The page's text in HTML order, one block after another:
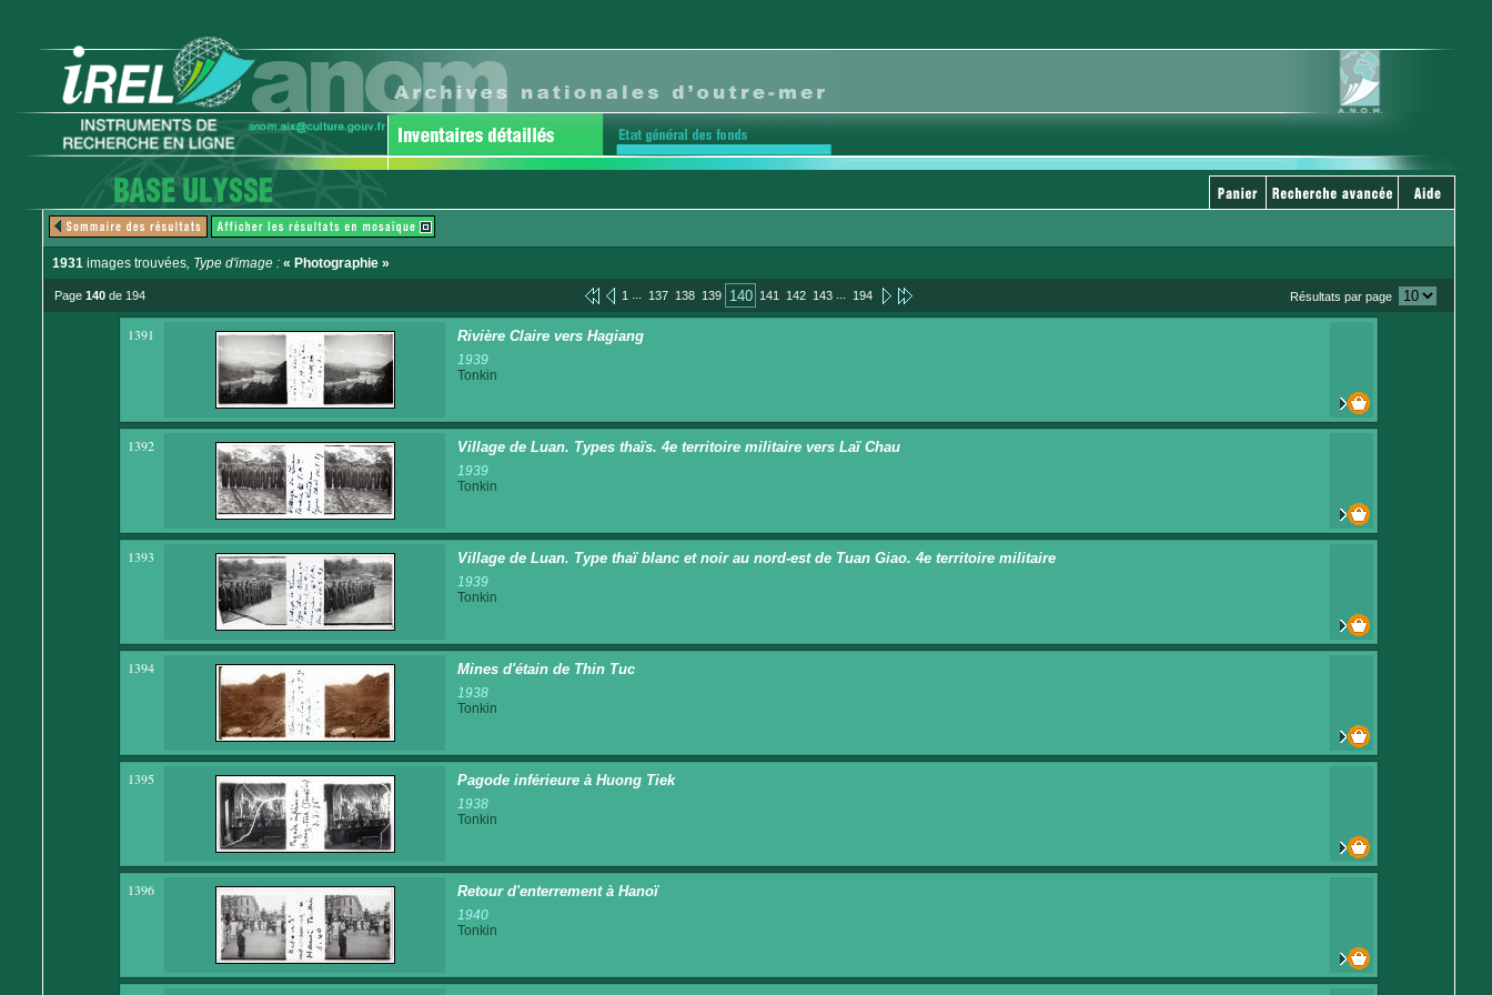
1931 images trouvées, Type d'image : « Photographie »
Page 140 de 194 1 ... 137 138 139 140 141 142 143 ... 194 Résultats par page
1391 Rivière Claire vers Hagiang
1939
Tonkin
1392 Village de Luan. Types thaïs. 4e territoire militaire vers Laï Chau
1939
Tonkin
1393 Village de Luan. Type thaï blanc et noir au nord-est de Tuan Giao. 4e territoire militaire
1939
Tonkin
1394 Mines d'étain de Thin Tuc
1938
Tonkin
1395 Pagode inférieure à Huong Tiek
1938
Tonkin
1396 Retour d'enterrement à Hanoï
1940
Tonkin